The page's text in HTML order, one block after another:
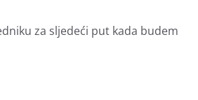
za sljedeći put kada budem